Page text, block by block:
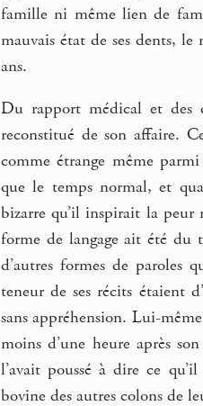
famille ni même lien de
mauvais état de ses dents,
ans.
Du rapport médical et des
reconstitué de son affaire.
comme étrange même
que le temps normal, et
bizarre qu’il inspirait la peur
forme de langage ait été du
d’autres formes de paroles
teneur de ses récits étaient
sans appréhension. Lui-
moins d’une heure après
l’avait poussé à dire ce
bovine des autres colons de